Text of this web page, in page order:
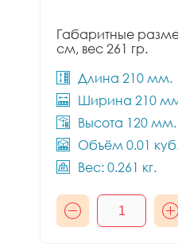
Габаритные
см, вес 261 гр.
Длина 210 мм.
Ширина 210
Высота 120 мм.
Объём 0.01
Вес: 0.261 кг.